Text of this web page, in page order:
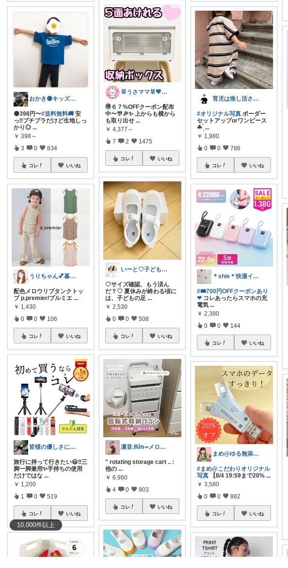
10,000件以上
おかき🟡キッズ、子供服、暑さ対策
🟡398円〜#送料無料🚚 安
っ‼️プチプラだけど生地しっ
かり◎ ...
￥ 398～
3 0 834
コレ いいね
うりちゃん💕暮らし🏡キッズ👶ママ
配色メロウリブタンクトッ
プ p.premier/プルミエ ...
￥ 1,430
0 0 106
コレ いいね
皆様の優しさに感謝です✨happyミルク
旅行に持って行きたい😃‼️三
脚一脚兼用✨手持ちの使用
だけではな ...
￥ 1,200
1 0 519
コレ いいね
🐰うさママ🐰💖キッズ・ママの日常✨
🉐６７%OFFクーポン配布
中〜🎊🎉✨ 上からも横から
も取り出せ ...
￥ 4,377～
7 2 1475
コレ いいね
いーと♡子ども日用品/スイーツギフト/猫
♡サイズ確認、もう済ん
だ？♡ 夏休みが終わる頃に
は、子どもの足 ...
￥ 2,530
0 0 508
コレ いいね
凛音.𝗥𝗶𝗻༝༝メロウな暮らし🧸
" rotating storage cart .. :
他の ...
￥ 6,980
4 0 903
コレ いいね
育児は推し活さん(元育農さん)
#オリジナル写真 ボーダー
セットアップorワンピース
☘ ̖́ ...
￥ 1,980
0 0 786
コレ いいね
＊shie＊快適インテリア＆雑貨グッズ
#🎟700円OFFクーポンあり
❤︎ コレあったらスマホの充
電気 ...
￥ 2,380
0 0 144
コレ いいね
まめ@ゆる無添加でミニマル生活☕
#まめ@こだわりオリジナル
写真 【8/4 19:59まで20% ...
￥ 3,580
0 0 882
コレ いいね